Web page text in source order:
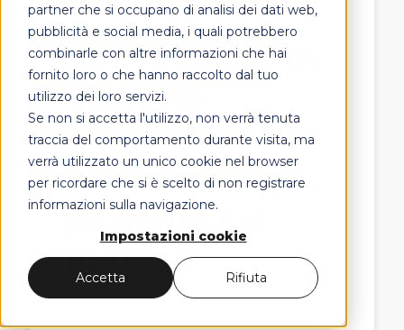
partner che si occupano di analisi dei dati web,
pubblicità e social media, i quali potrebbero
combinarle con altre informazioni che hai
fornito loro o che hanno raccolto dal tuo
utilizzo dei loro servizi.
Se non si accetta l'utilizzo, non verrà tenuta
traccia del comportamento durante visita, ma
verrà utilizzato un unico cookie nel browser
per ricordare che si è scelto di non registrare
informazioni sulla navigazione.
Impostazioni cookie
Accetta Rifiuta
MAPS HEALTHCARE
FOCUS
CONTATTI
Patient journey
analysis:
maggiore
esperienza del
paziente coi
dati